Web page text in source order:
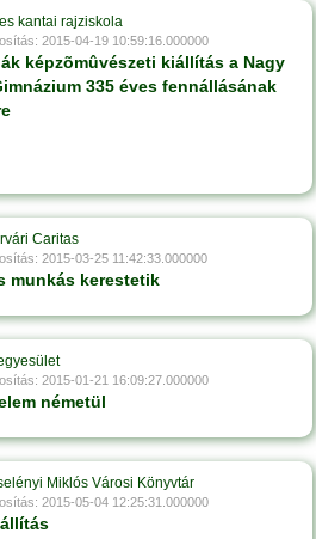
kantai rajziskola
2015-04-19 10:59:16.000000
képzõmûvészeti kiállítás a Nagy
335 éves fennállásának
Caritas
2015-03-25 11:42:33.000000
munkás kerestetik
2015-01-21 16:09:27.000000
németül
Miklós Városi Könyvtár
2015-05-04 12:25:31.000000